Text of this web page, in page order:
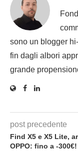
sono un blogger
fin dagli albori
grande
post precedente
Find X5 e X5 Lite,
OPPO: fino a -300€!